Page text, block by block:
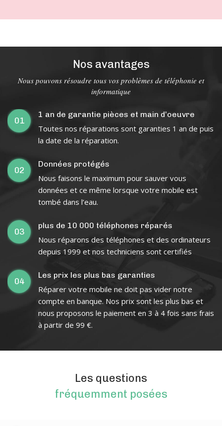
Nos avantages
Nous pouvons résoudre tous vos problèmes de téléphonie et
informatique
01
1 an de garantie pièces et main d’oeuvre
Toutes nos réparations sont garanties 1 an de puis
la date de la réparation.
02
Données protégés
Nous faisons le maximum pour sauver vous
données et ce même lorsque votre mobile est
tombé dans l’eau.
03
plus de 10 000 téléphones réparés
Nous réparons des téléphones et des ordinateurs
depuis 1999 et nos techniciens sont certifiés
04
Les prix les plus bas garanties
Réparer votre mobile ne doit pas vider notre
compte en banque. Nos prix sont les plus bas et
nous proposons le paiement en 3 à 4 fois sans frais
à partir de 99 €.
Les questions
fréquemment posées